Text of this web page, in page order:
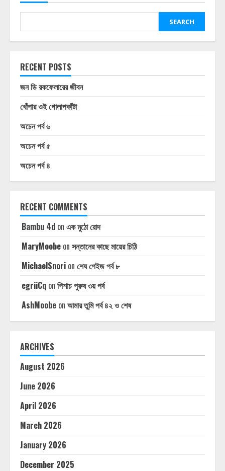
SEARCH
RECENT POSTS
জন ডি রকফেলারের জীবন
খোঁপার ওই গোলাপকাঁটা
অচেন পর্ব ৬
অচেন পর্ব ৫
অচেন পর্ব ৪
RECENT COMMENTS
Bambu 4d on এক মুঠো রোদ
MaryMoobe on সন্তানের কাছে মায়ের চিঠি
MichaelSnori on শেষ পেইজ পর্ব ৮
egriiCq on পিশাচ পুরুষ ৩য় পর্ব
AshMoobe on আমার তুমি পর্ব ৪২ ও শেষ
ARCHIVES
August 2026
June 2026
April 2026
March 2026
January 2026
December 2025